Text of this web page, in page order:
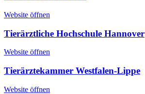
Website öffnen
Tierärztliche Hochschule Hannover
Website öffnen
Tierärztekammer Westfalen-Lippe
Website öffnen